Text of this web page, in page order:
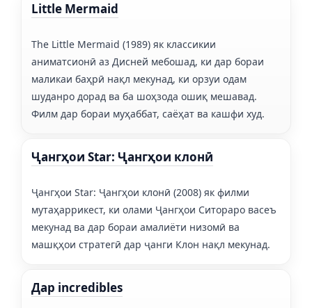
Little Mermaid
The Little Mermaid (1989) як классикии
аниматсионӣ аз Дисней мебошад, ки дар бораи
маликаи баҳрӣ нақл мекунад, ки орзуи одам
шуданро дорад ва ба шоҳзода ошиқ мешавад.
Филм дар бораи муҳаббат, саёҳат ва кашфи худ.
Ҷангҳои Star: Ҷангҳои клонӣ
Ҷангҳои Star: Ҷангҳои клонӣ (2008) як филми
мутаҳаррикест, ки олами Ҷангҳои Ситораро васеъ
мекунад ва дар бораи амалиёти низомӣ ва
машқҳои стратегӣ дар ҷанги Клон нақл мекунад.
Дар incredibles